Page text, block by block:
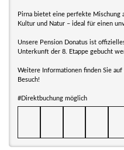
Pirna bietet eine perfekte Mischung
Kultur und Natur – ideal für einen
Unsere Pension Donatus ist
Unterkunft der 8. Etappe gebucht
Weitere Informationen finden Sie
Besuch!
#Direktbuchung möglich